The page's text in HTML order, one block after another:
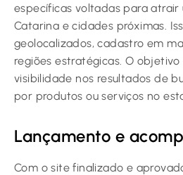
específicas voltadas para atrair
Catarina e cidades próximas.
geolocalizados, cadastro em
regiões estratégicas. O
visibilidade nos resultados de
por produtos ou serviços no
Lançamento e
Com o site finalizado e